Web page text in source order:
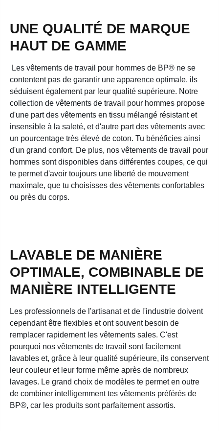
UNE QUALITÉ DE MARQUE
HAUT DE GAMME
Les vêtements de travail pour hommes de BP® ne se
contentent pas de garantir une apparence optimale, ils
séduisent également par leur qualité supérieure. Notre
collection de vêtements de travail pour hommes propose
d'une part des vêtements en tissu mélangé résistant et
insensible à la saleté, et d'autre part des vêtements avec
un pourcentage très élevé de coton. Tu bénéficies ainsi
d'un grand confort. De plus, nos vêtements de travail pour
hommes sont disponibles dans différentes coupes, ce qui
te permet d'avoir toujours une liberté de mouvement
maximale, que tu choisisses des vêtements confortables
ou près du corps.
LAVABLE DE MANIÈRE
OPTIMALE, COMBINABLE DE
MANIÈRE INTELLIGENTE
Les professionnels de l'artisanat et de l'industrie doivent
cependant être flexibles et ont souvent besoin de
remplacer rapidement les vêtements sales. C'est
pourquoi nos vêtements de travail sont facilement
lavables et, grâce à leur qualité supérieure, ils conservent
leur couleur et leur forme même après de nombreux
lavages. Le grand choix de modèles te permet en outre
de combiner intelligemment tes vêtements préférés de
BP®, car les produits sont parfaitement assortis.